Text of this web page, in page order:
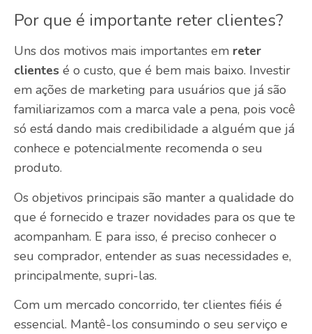
Por que é importante reter clientes?
Uns dos motivos mais importantes em reter
clientes é o custo, que é bem mais baixo. Investir
em ações de marketing para usuários que já são
familiarizamos com a marca vale a pena, pois você
só está dando mais credibilidade a alguém que já
conhece e potencialmente recomenda o seu
produto.
Os objetivos principais são manter a qualidade do
que é fornecido e trazer novidades para os que te
acompanham. E para isso, é preciso conhecer o
seu comprador, entender as suas necessidades e,
principalmente, supri-las.
Com um mercado concorrido, ter clientes fiéis é
essencial. Mantê-los consumindo o seu serviço e